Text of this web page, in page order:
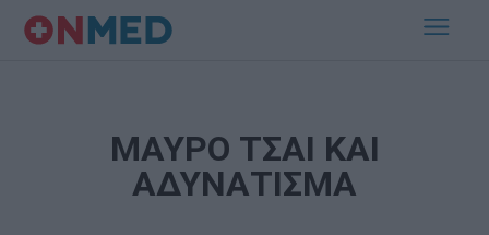
ΜΑΥΡΟ ΤΣΑΙ ΚΑΙ
ΑΔΥΝΑΤΙΣΜΑ